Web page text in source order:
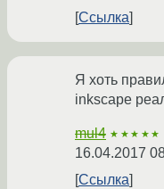
Ссылка
Я хоть
inkscape
mul4 ★★★★★
16.04.2017
Ссылка